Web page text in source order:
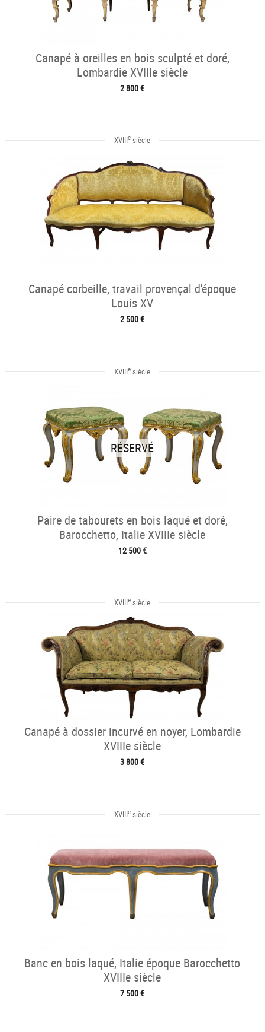
Canapé à oreilles en bois sculpté et doré,
Lombardie XVIIIe siècle
2 800 €
XVIIIe siècle
Canapé corbeille, travail provençal d'époque
Louis XV
2 500 €
XVIIIe siècle
RÉSERVÉ
Paire de tabourets en bois laqué et doré,
Barocchetto, Italie XVIIIe siècle
12 500 €
XVIIIe siècle
Canapé à dossier incurvé en noyer, Lombardie
XVIIIe siècle
3 800 €
XVIIIe siècle
Banc en bois laqué, Italie époque Barocchetto
XVIIIe siècle
7 500 €